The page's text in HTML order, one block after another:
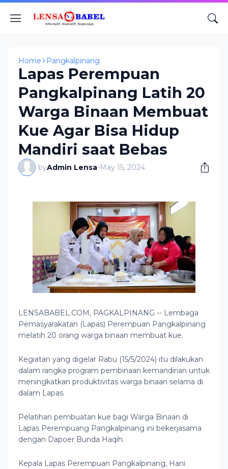
Home Pangkalpinang
Lapas Perempuan
Pangkalpinang Latih 20
Warga Binaan Membuat
Kue Agar Bisa Hidup
Mandiri saat Bebas
byAdmin Lensa-May 15, 2024
LENSABABEL.COM, PAGKALPINANG -- Lembaga
Pemasyarakatan (Lapas) Perempuan Pangkalpinang
melatih 20 orang warga binaan membuat kue.
Kegiatan yang digelar Rabu (15/5/2024) itu dilakukan
dalam rangka program pembinaan kemandirian untuk
meningkatkan produktivitas warga binaan selama di
dalam Lapas.
Pelatihan pembuatan kue bagi Warga Binaan di
Lapas Perempuang Pangkalpinang ini bekerjasama
dengan Dapoer Bunda Haqih.
Kepala Lapas Perempuan Pangkalpinang, Hani